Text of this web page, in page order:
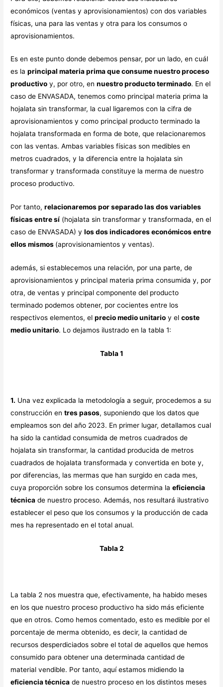
económicos (ventas y aprovisionamientos) con dos variables
físicas, una para las ventas y otra para los consumos o
aprovisionamientos.
Es en este punto donde debemos pensar, por un lado, en cuál
es laprincipal materia prima que consume nuestro proceso
productivo y, por otro, ennuestro producto terminado. En el
caso de ENVASADA, tenemos como principal materia prima la
hojalata sin transformar, la cual ligaremos con la cifra de
aprovisionamientos y como principal producto terminado la
hojalata transformada en forma de bote, que relacionaremos
con las ventas. Ambas variables físicas son medibles en
metros cuadrados, y la diferencia entre la hojalata sin
transformar y transformada constituye la merma de nuestro
proceso productivo.
Por tanto,relacionaremos por separado las dos variables
físicas entre sí (hojalata sin transformar y transformada, en el
caso de ENVASADA) ylos dos indicadores económicos entre
ellos mismos (aprovisionamientos y ventas).
además, si establecemos una relación, por una parte, de
aprovisionamientos y principal materia prima consumida y, por
otra, de ventas y principal componente del producto
terminado podemos obtener, por cocientes entre los
respectivos elementos, elprecio medio unitario y elcoste
medio unitario. Lo dejamos ilustrado en la tabla 1:
Tabla 1
1. Una vez explicada la metodología a seguir, procedemos a su
construcción entres pasos, suponiendo que los datos que
empleamos son del año 2023. En primer lugar, detallamos cual
ha sido la cantidad consumida de metros cuadrados de
hojalata sin transformar, la cantidad producida de metros
cuadrados de hojalata transformada y convertida en bote y,
por diferencias, las mermas que han surgido en cada mes,
cuya proporción sobre los consumos determina laeficiencia
técnica de nuestro proceso. Además, nos resultará ilustrativo
establecer el peso que los consumos y la producción de cada
mes ha representado en el total anual.
Tabla 2
La tabla 2 nos muestra que, efectivamente, ha habido meses
en los que nuestro proceso productivo ha sido más eficiente
que en otros. Como hemos comentado, esto es medible por el
porcentaje de merma obtenido, es decir, la cantidad de
recursos desperdiciados sobre el total de aquellos que hemos
consumido para obtener una determinada cantidad de
material vendible. Por tanto, aquí estamos midiendo la
eficiencia técnica de nuestro proceso en los distintos meses